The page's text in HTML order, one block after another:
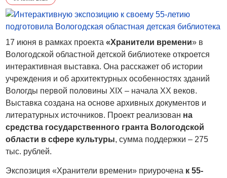
17 июня в рамках проекта «Хранители времени» в
Вологодской областной детской библиотеке откроется
интерактивная выставка. Она расскажет об истории
учреждения и об архитектурных особенностях зданий
Вологды первой половины XIX – начала ХХ веков.
Выставка создана на основе архивных документов и
литературных источников. Проект реализован на
средства государственного гранта Вологодской
области в сфере культуры, сумма поддержки – 275
тыс. рублей.
Экспозиция «Хранители времени» приурочена к 55-